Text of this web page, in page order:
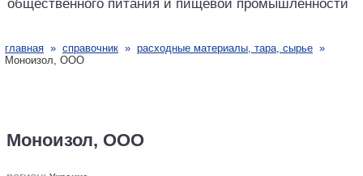
общественного питания и пищевой промышленности
главная » справочник » расходные материалы, тара, сырье »
Моноизол, ООО
Моноизол, ООО